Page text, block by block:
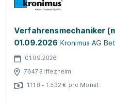
Verfahrensmechaniker
01.09.2026 Kronimus AG
01.09.2026
76473 Iffezheim
1.118 - 1.532 € pro Monat